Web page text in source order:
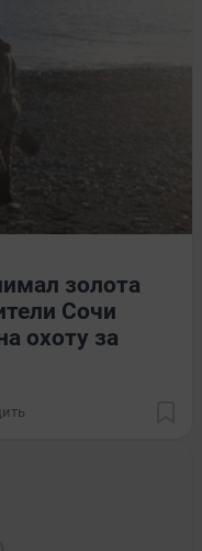
золота
Сочи
охоту за